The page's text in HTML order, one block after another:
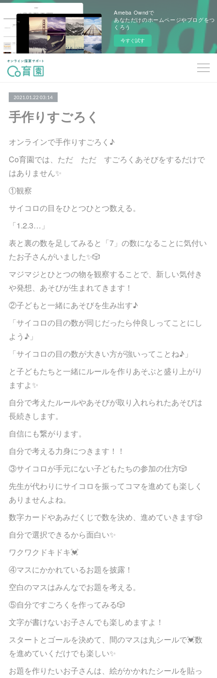
Ameba Owndで
あなただけのホームページやブログをつ
くろう
今すぐ試す
2021.01.22 03:14
手作りすごろく
オンラインで手作りすごろく♪
Co育園では、ただ ただ すごろくあそびをするだけで
はありません✨
①観察
サイコロの目をひとつひとつ数える。
「1.2.3…」
表と裏の数を足してみると「7」の数になることに気付い
たお子さんがいました✨🎲
マジマジとひとつの物を観察することで、新しい気付き
や発想、あそびが生まれてきます！
②子どもと一緒にあそびを生み出す♪
「サイコロの目の数が同じだったら仲良しってことにし
よう♪」
「サイコロの目の数が大きい方が強いってことね♪」
と子どもたちと一緒にルールを作りあそぶと盛り上がり
ますよ✨
自分で考えたルールやあそびが取り入れられたあそびは
長続きします。
自信にも繋がります。
自分で考える力身につきます！！
③サイコロが手元にない子どもたちの参加の仕方🎲
先生が代わりにサイコロを振ってコマを進めても楽しく
ありませんよね。
数字カードやあみだくじで数を決め、進めていきます🎲
自分で選択できるから面白い✨
ワクワクドキドキ💓
④マスにかかれているお題を披露！
空白のマスはみんなでお題を考える。
⑤自分ですごろくを作ってみる🎲
文字が書けないお子さんでも楽しめますよ！
スタートとゴールを決めて、間のマスは丸シールで💓数
を進めていくだけでも楽しい✨
お題を作りたいお子さんは、絵がかかれたシールを貼っ